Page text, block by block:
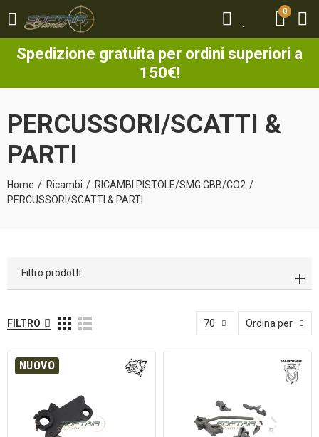
0
Spedizione gratuita per ordini superiori a
150€!
0
PERCUSSORI/SCATTI &
PARTI
Home Ricambi
RICAMBI PISTOLE/SMG GBB/CO2
PERCUSSORI/SCATTI & PARTI
Filtro prodotti
FILTRO 70 Ordina per
NUOVO